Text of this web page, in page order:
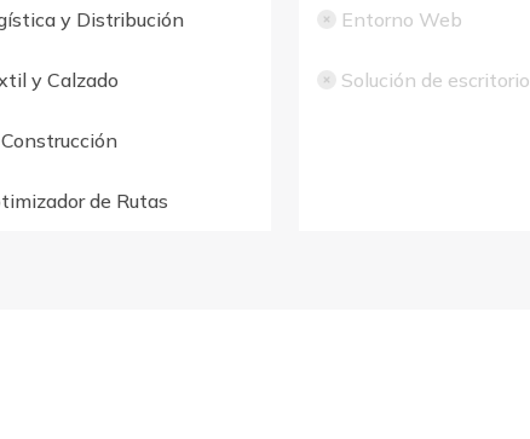
y Distribución
y Calzado
de Rutas
Entorno Web
Solución de escritorio